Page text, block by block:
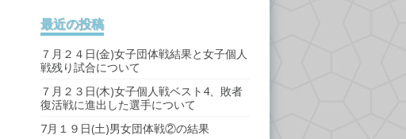
最近の投稿
７月２４日(金)女子団体戦結果と女子個人
戦残り試合について
７月２３日(木)女子個人戦ベスト4、敗者
復活戦に進出した選手について
7月１９日(土)男女団体戦②の結果